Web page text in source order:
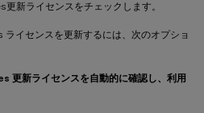
新ライセンスをチェックします。
イセンスを更新するには、次のオプショ
新ライセンスを自動的に確認し、利用